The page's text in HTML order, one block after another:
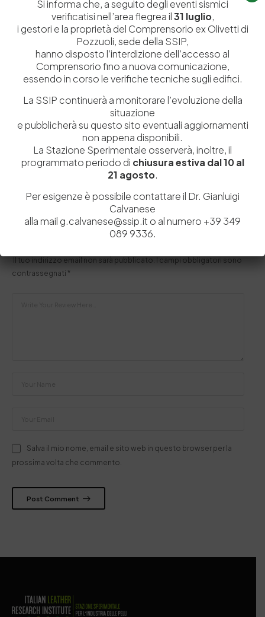
L’innovazione tecnologica e la ricerca scientifica
31◊ Letture presso la Biblioteca della Stazione
Sperimentale Pelli ◊ Autore: Professore Luigi Nicolais,
Consigliere scientifico…
by Admin_dev2 0 0
Lascia un commento
Il tuo indirizzo email non sarà pubblicato.
I campi obbligatori sono
contrassegnati *
Salva il mio nome, email e sito web in questo browser per la
prossima volta che commento.
Post Comment
Si informa che, a seguito degli eventi sismici
verificatisi nell’area flegrea il31 luglio,
i gestori e la proprietà del Comprensorio ex Olivetti di
Pozzuoli, sede della SSIP,
hanno disposto l’interdizione dell’accesso al
Comprensorio fino a nuova comunicazione,
essendo in corso le verifiche tecniche sugli edifici.
La SSIP continuerà a monitorare l’evoluzione della
situazione
e pubblicherà su questo sito eventuali aggiornamenti
non appena disponibili.
La Stazione Sperimentale osserverà, inoltre, il
programmato periodo di chiusura estiva dal 10 al
21 agosto.
Per esigenze è possibile contattare il Dr. Gianluigi
Calvanese
alla mail g.calvanese@ssip.it o al numero +39 349
089 9336.